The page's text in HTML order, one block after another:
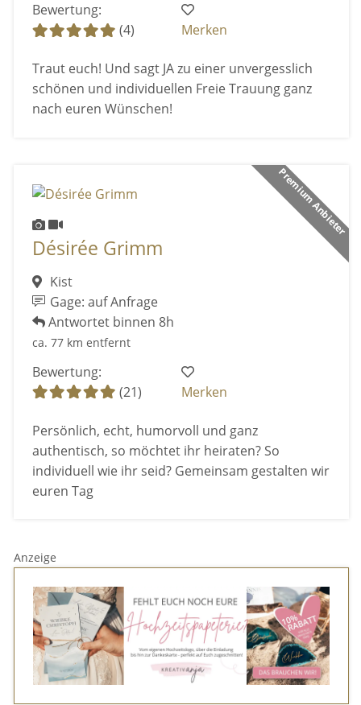
Bewertung:
(4)
Merken
Traut euch! Und sagt JA zu einer unvergesslich
schönen und individuellen Freie Trauung ganz
nach euren Wünschen!
Premium Anbieter
Désirée Grimm
Kist
Gage: auf Anfrage
Antwortet binnen 8h
ca. 77 km entfernt
Bewertung:
(21)
Merken
Persönlich, echt, humorvoll und ganz
authentisch, so möchtet ihr heiraten? So
individuell wie ihr seid? Gemeinsam gestalten wir
euren Tag
Anzeige